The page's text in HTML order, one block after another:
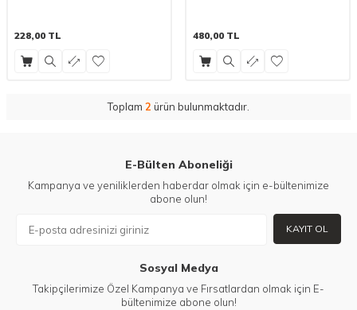
228,00 TL 480,00 TL
Toplam 2 ürün bulunmaktadır.
E-Bülten Aboneliği
Kampanya ve yeniliklerden haberdar olmak için e-bültenimize
abone olun!
KAYIT OL
Sosyal Medya
Takipçilerimize Özel Kampanya ve Fırsatlardan olmak için E-
bültenimize abone olun!